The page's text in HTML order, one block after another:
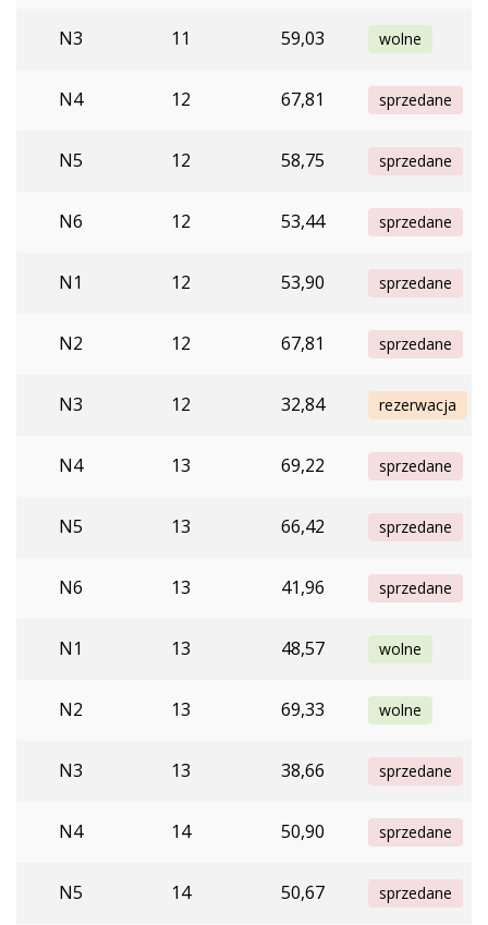
N3 11 59,03 wolne
N4 12 67,81 sprzedane
N5 12 58,75 sprzedane
N6 12 53,44 sprzedane
N1 12 53,90 sprzedane
N2 12 67,81 sprzedane
N3 12 32,84 rezerwacja
N4 13 69,22 sprzedane
N5 13 66,42 sprzedane
N6 13 41,96 sprzedane
N1 13 48,57 wolne
N2 13 69,33 wolne
N3 13 38,66 sprzedane
N4 14 50,90 sprzedane
N5 14 50,67 sprzedane